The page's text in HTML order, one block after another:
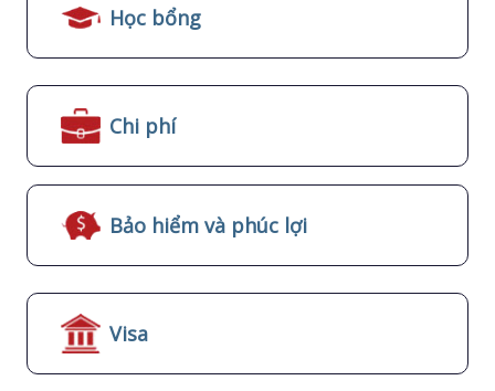
Học bổng
Chi phí
Bảo hiểm và phúc lợi
Visa